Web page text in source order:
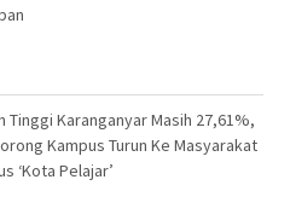
Tinggi Karanganyar Masih 27,61%,
Kampus Turun Ke Masyarakat
‘Kota Pelajar’